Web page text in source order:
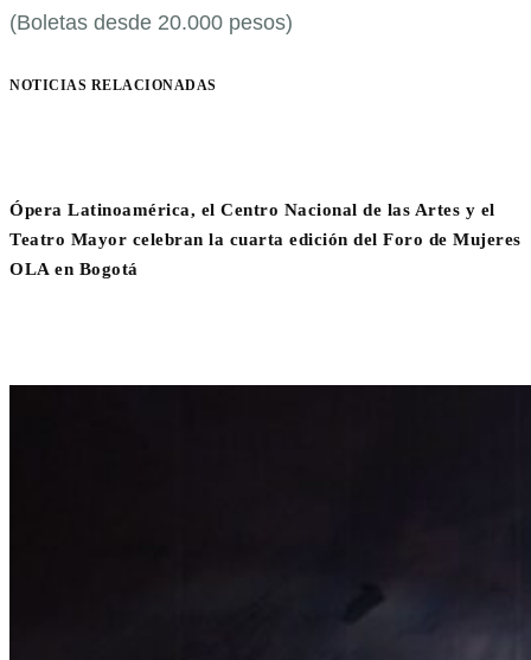
(Boletas desde 20.000 pesos)
NOTICIAS RELACIONADAS
Ópera Latinoamérica, el Centro Nacional de las Artes y el
Teatro Mayor celebran la cuarta edición del Foro de Mujeres
OLA en Bogotá